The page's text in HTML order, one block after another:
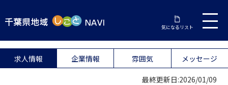
気になるリスト
求人情報 企業情報 雰囲気 メッセージ
最終更新日:2026/01/09